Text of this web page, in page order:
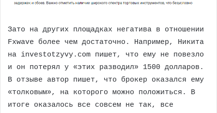
Зато на других площадках негатива в отношении
Fxwave более чем достаточно. Например, Никита
на investotzyvy.com пишет, что ему не повезло
и он потерял у «этих разводил» 1500 долларов.
В отзыве автор пишет, что брокер оказался ему
«толковым», на которого можно положиться. В
итоге оказалось все совсем не так, все